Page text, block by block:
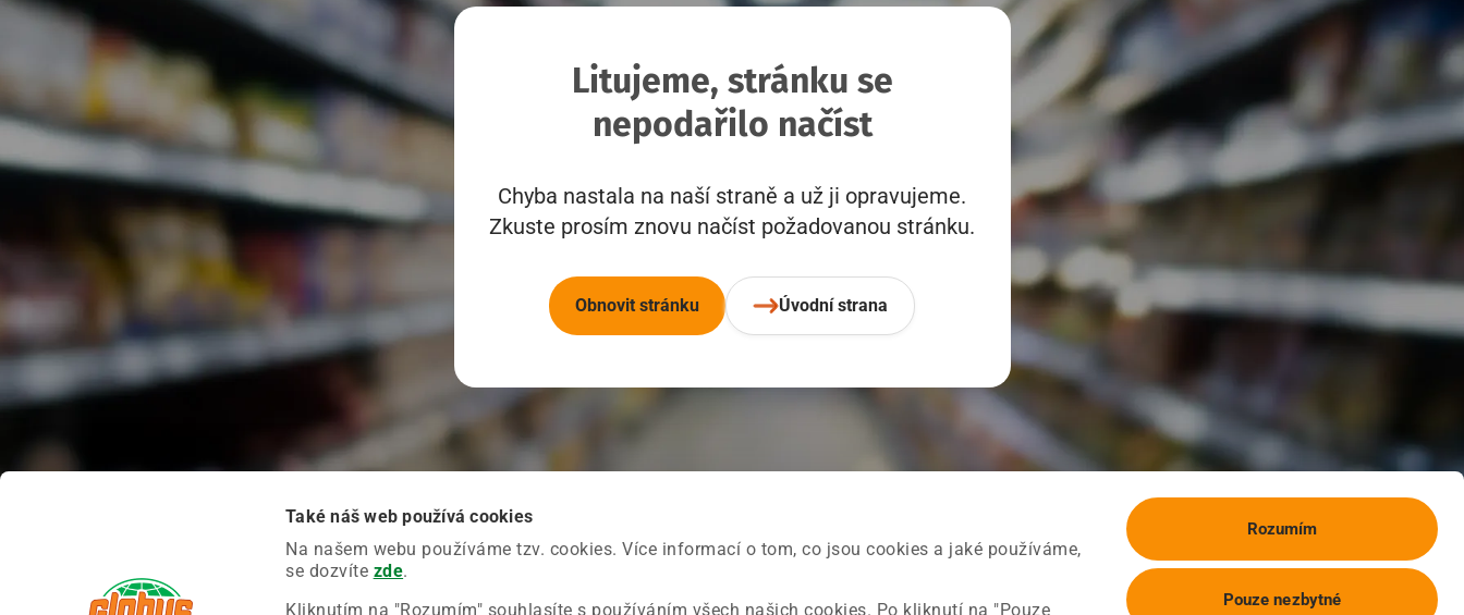
Také náš web používá cookies
Na našem webu používáme tzv. cookies. Více informací o tom, co jsou cookies a jaké používáme,
se dozvíte zde.
Kliknutím na "Rozumím" souhlasíte s používáním všech našich cookies. Po kliknutí na "Pouze
Rozumím
Pouze nezbytné
Litujeme, stránku se
nepodařilo načíst
Chyba nastala na naší straně a už ji opravujeme.
Zkuste prosím znovu načíst požadovanou stránku.
Obnovit stránku Úvodní strana